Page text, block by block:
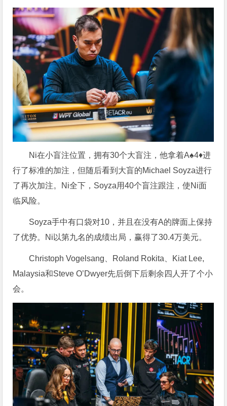
Ni在小盲注位置，拥有30个大盲注，他拿着A♠4♦进
行了标准的加注，但随后看到大盲的Michael Soyza进行
了再次加注。Ni全下，Soyza用40个盲注跟注，使Ni面
临风险。
Soyza手中有口袋对10，并且在没有A的牌面上保持
了优势。Ni以第九名的成绩出局，赢得了30.4万美元。
Christoph Vogelsang、Roland Rokita、Kiat Lee,
Malaysia和Steve O’Dwyer先后倒下后剩余四人开了个小
会。